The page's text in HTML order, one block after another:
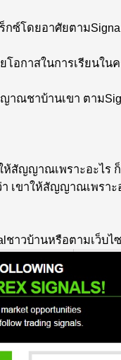
ซ์โดยอาศัยตาม
โอกาสในการเรียนใ
าณชาบ้านเขา ตาม
ห้สัญญาณเพราะอะไร
เขาให้สัญญาณเพรา
ชาวบ้านหรือตามเว็บไ